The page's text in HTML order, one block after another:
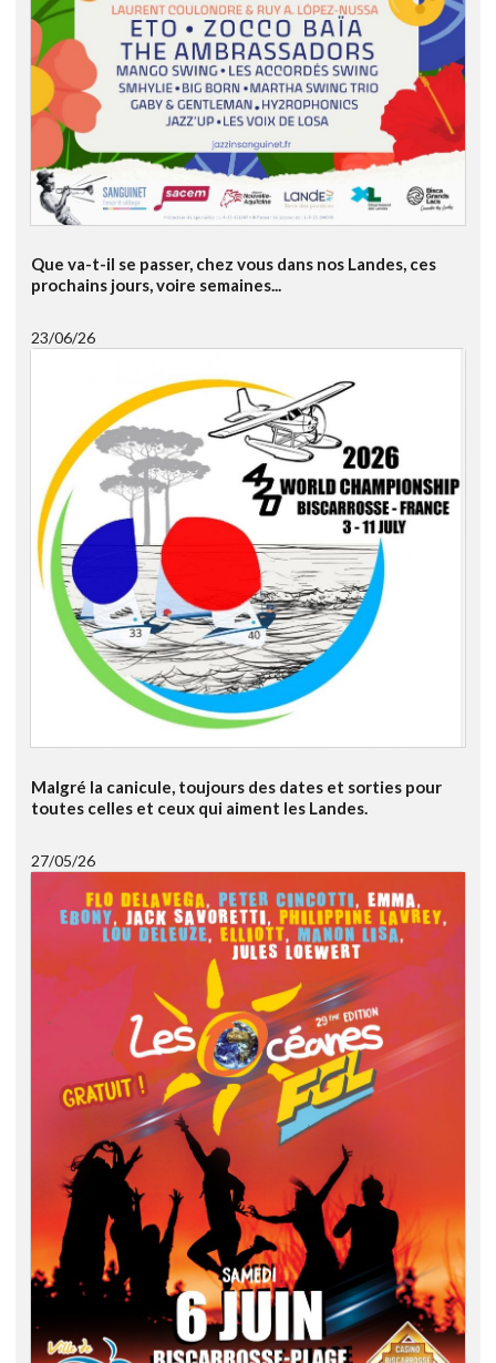
Que va-t-il se passer, chez vous dans nos Landes, ces
prochains jours, voire semaines...
23/06/26
Malgré la canicule, toujours des dates et sorties pour
toutes celles et ceux qui aiment les Landes.
27/05/26